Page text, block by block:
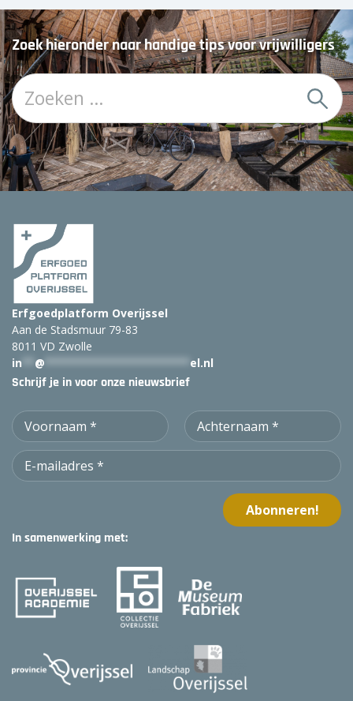
Zoek hieronder naar handige tips voor vrijwilligers
Z
o
e
k
:
Erfgoedplatform Overijssel
Aan de Stadsmuur 79-83
8011 VD Zwolle
in
@ el.nl
Schrijf je in voor onze nieuwsbrief
In samenwerking met: